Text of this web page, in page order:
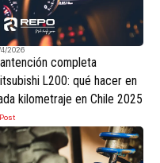
4/2026
completa
L200: qué hacer en
kilometraje en Chile 2025
Post